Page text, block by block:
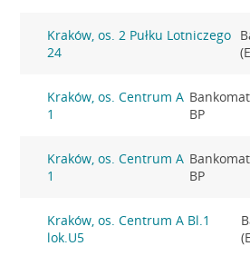
Kraków, os. 2 Pułku Lotniczego
24
Kraków, os. Centrum A
1
BP
Kraków, os. Centrum A
1
BP
Kraków, os. Centrum A Bl.1
lok.U5